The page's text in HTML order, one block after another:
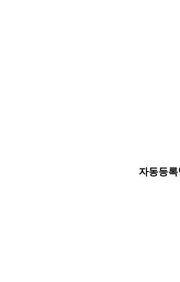
자동등